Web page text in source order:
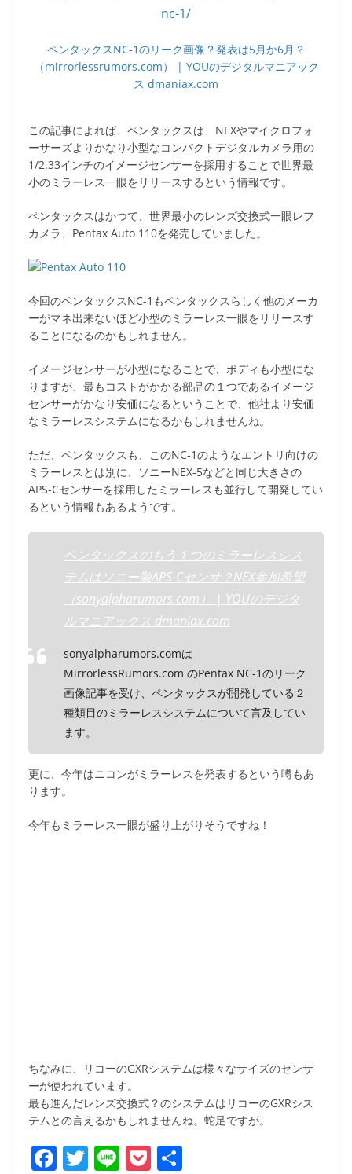
o
k
ペンタックスNC-1のリーク画像？発表は5月か6月？
（mirrorlessrumors.com） | YOUのデジタルマニアック
ス dmaniax.com
この記事によれば、ペンタックスは、NEXやマイクロフォ
ーサーズよりかなり小型なコンパクトデジタルカメラ用の
1/2.33インチのイメージセンサーを採用することで世界最
小のミラーレス一眼をリリースするという情報です。
ペンタックスはかつて、世界最小のレンズ交換式一眼レフ
カメラ、Pentax Auto 110を発売していました。
今回のペンタックスNC-1もペンタックスらしく他のメーカ
ーがマネ出来ないほど小型のミラーレス一眼をリリースす
ることになるのかもしれません。
イメージセンサーが小型になることで、ボディも小型にな
りますが、最もコストがかかる部品の１つであるイメージ
センサーがかなり安価になるということで、他社より安価
なミラーレスシステムになるかもしれませんね。
ただ、ペンタックスも、このNC-1のようなエントリ向けの
ミラーレスとは別に、ソニーNEX-5などと同じ大きさの
APS-Cセンサーを採用したミラーレスも並行して開発してい
るという情報もあるようです。
ペンタックスのもう１つのミラーレスシス
テムはソニー製APS-Cセンサ？NEX参加希望
（sonyalpharumors.com） | YOUのデジタ
ルマニアックス dmaniax.com
sonyalpharumors.comは
MirrorlessRumors.com のPentax NC-1のリーク
画像記事を受け、ペンタックスが開発している２
種類目のミラーレスシステムについて言及してい
ます。
更に、今年はニコンがミラーレスを発表するという噂もあ
ります。
今年もミラーレス一眼が盛り上がりそうですね！
ちなみに、リコーのGXRシステムは様々なサイズのセンサ
ーが使われています。
最も進んだレンズ交換式？のシステムはリコーのGXRシス
テムとの言えるかもしれませんね。蛇足ですが。
F T Li P